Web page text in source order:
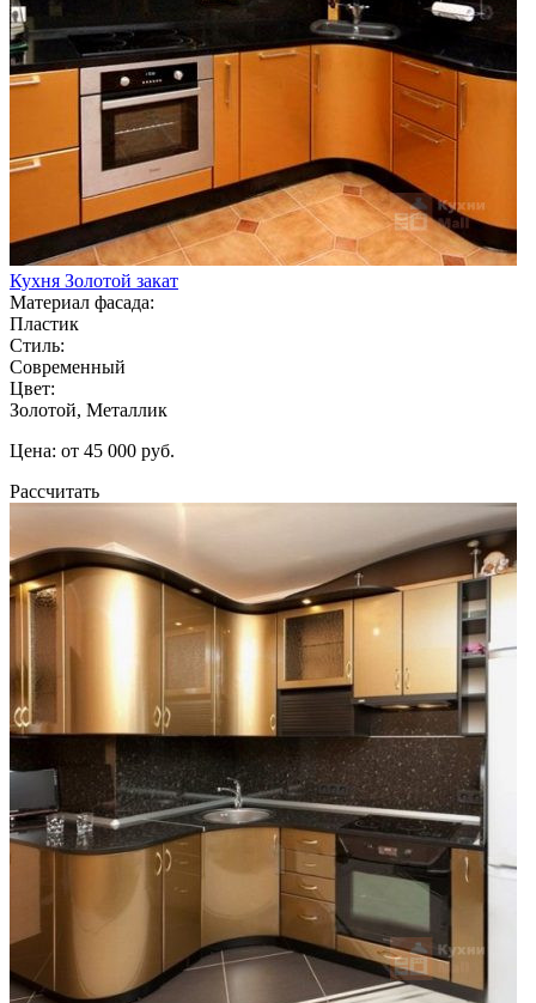
Кухня Золотой закат
Материал фасада:
Пластик
Стиль:
Современный
Цвет:
Золотой, Металлик
Цена: от 45 000 руб.
Рассчитать